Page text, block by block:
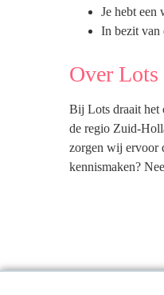
Je hebt een
In bezit van
Over
Bij Lots draait het
de regio Zuid-
zorgen wij ervoor
kennismaken?